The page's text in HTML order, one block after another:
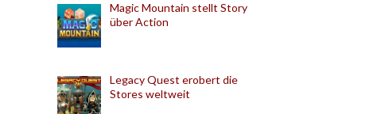
Magic Mountain stellt Story
über Action
Legacy Quest erobert die
Stores weltweit